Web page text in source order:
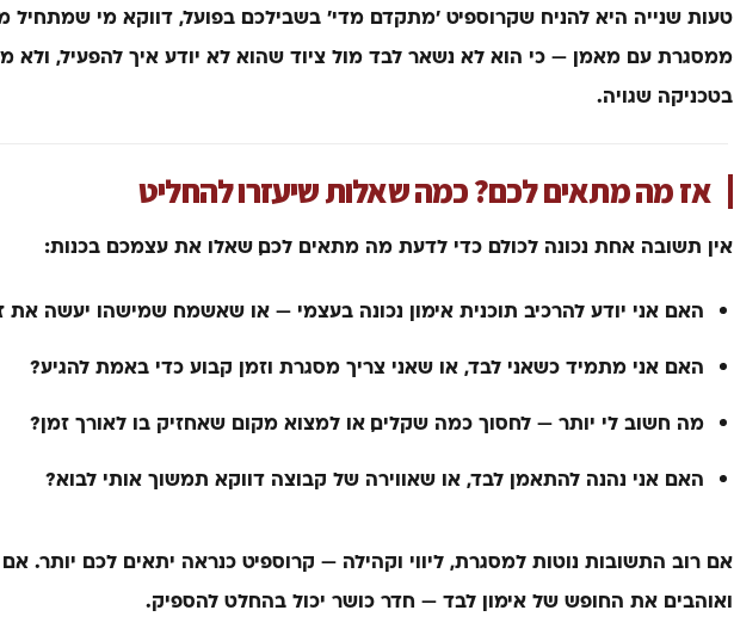
טעות שנייה היא להניח שקרוספיט ׳מתקדם מדי׳ בשבילכם. בפועל, דווקא מי שמתחיל
ממסגרת עם מאמן — כי הוא לא נשאר לבד מול ציוד שהוא לא יודע איך להפעיל, ולא
בטכניקה שגויה.
אז מה מתאים לכם? כמה שאלות שיעזרו להחליט
אין תשובה אחת נכונה לכולם. כדי לדעת מה מתאים לכם, שאלו את עצמכם בכנות:
האם אני יודע להרכיב תוכנית אימון נכונה בעצמי — או שאשמח שמישהו יעשה את
האם אני מתמיד כשאני לבד, או שאני צריך מסגרת וזמן קבוע כדי באמת להגיע?
מה חשוב לי יותר — לחסוך כמה שקלים, או למצוא מקום שאחזיק בו לאורך זמן?
האם אני נהנה להתאמן לבד, או שאווירה של קבוצה דווקא תמשוך אותי לבוא?
אם רוב התשובות נוטות למסגרת, ליווי וקהילה — קרוספיט כנראה יתאים לכם יותר.
ואוהבים את החופש של אימון לבד — חדר כושר יכול בהחלט להספיק.